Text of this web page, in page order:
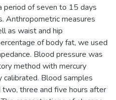
period of seven to 15 days
Anthropometric measures
as waist and hip
of body fat, we used
Blood pressure was
method with mercury
Blood samples
three and five hours after